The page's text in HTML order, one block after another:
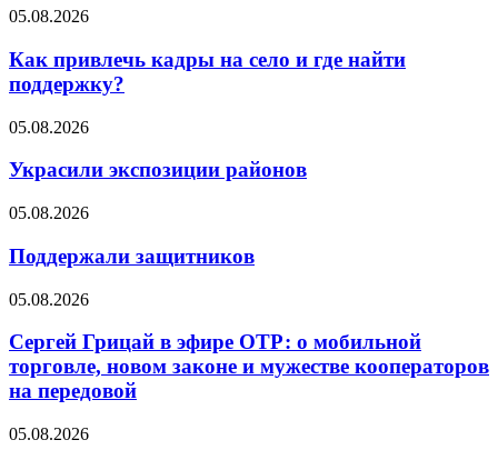
05.08.2026
Как привлечь кадры на село и где найти
поддержку?
05.08.2026
Украсили экспозиции районов
05.08.2026
Поддержали защитников
05.08.2026
Сергей Грицай в эфире ОТР: о мобильной
торговле, новом законе и мужестве кооператоров
на передовой
05.08.2026